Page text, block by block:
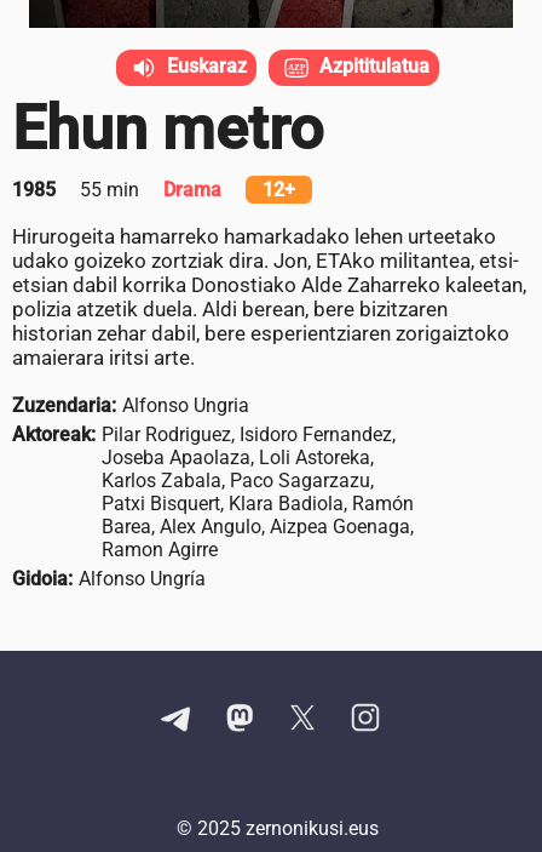
Ehun metro
1985 55 min Drama 12+
Hirurogeita hamarreko hamarkadako lehen urteetako
udako goizeko zortziak dira. Jon, ETAko militantea, etsi-
etsian dabil korrika Donostiako Alde Zaharreko kaleetan,
polizia atzetik duela. Aldi berean, bere bizitzaren
historian zehar dabil, bere esperientziaren zorigaiztoko
amaierara iritsi arte.
Zuzendaria: Alfonso Ungria
Aktoreak: Pilar Rodriguez, Isidoro Fernandez,
Joseba Apaolaza, Loli Astoreka,
Karlos Zabala, Paco Sagarzazu,
Patxi Bisquert, Klara Badiola, Ramón
Barea, Alex Angulo, Aizpea Goenaga,
Ramon Agirre
Gidoia: Alfonso Ungría
Euskaraz Azpititulatua
© 2025 zernonikusi.eus